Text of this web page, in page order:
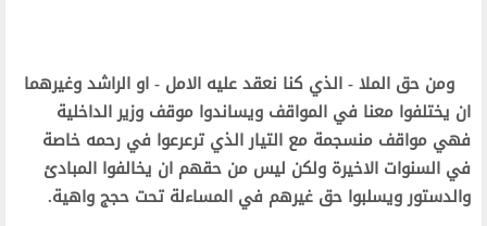
ومن حق الملا - الذي كنا نعقد عليه الامل - او الراشد وغيرهما
ان يختلفوا معنا في المواقف ويساندوا موقف وزير الداخلية
فهي مواقف منسجمة مع التيار الذي ترعرعوا في رحمه خاصة
في السنوات الاخيرة ولكن ليس من حقهم ان يخالفوا المبادئ
والدستور ويسلبوا حق غيرهم في المساءلة تحت حجج واهية.